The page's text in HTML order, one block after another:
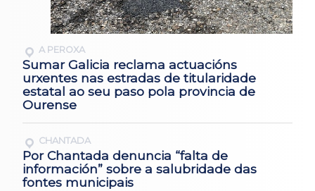
A PEROXA
Sumar Galicia reclama actuacións
urxentes nas estradas de titularidade
estatal ao seu paso pola provincia de
Ourense
CHANTADA
Por Chantada denuncia “falta de
información” sobre a salubridade das
fontes municipais